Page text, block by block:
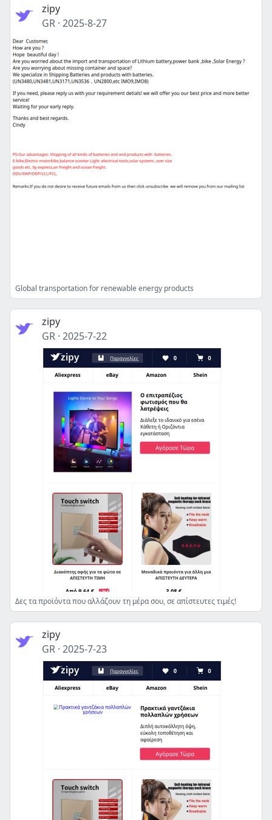
zipy
GR · 2025-8-27
Global transportation for renewable energy products
zipy
GR · 2025-7-22
Δες τα προϊόντα που αλλάζουν τη μέρα σου, σε απίστευτες τιμές!
zipy
GR · 2025-7-23